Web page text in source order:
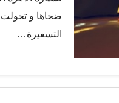
ضحاها و تحولت
التسعيرة…